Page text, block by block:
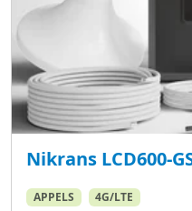
Nikrans LCD600-
APPELS 4G/LTE